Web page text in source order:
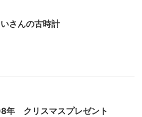
さんの古時計
年 クリスマスプレゼント